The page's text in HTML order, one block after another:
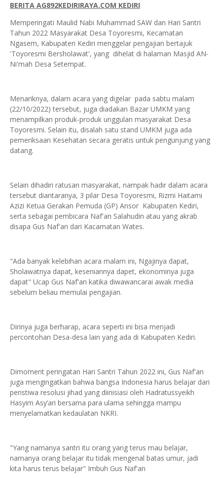
BERITA AG892KEDIRIRAYA.COM KEDIRI
Memperingati Maulid Nabi Muhammad SAW dan Hari Santri
Tahun 2022 Masyarakat Desa Toyoresmi, Kecamatan
Ngasem, Kabupaten Kediri menggelar pengajian bertajuk
'Toyoresmi Bersholawat', yang dihelat di halaman Masjid AN-
Ni'mah Desa Setempat.
Menariknya, dalam acara yang digelar pada sabtu malam
(22/10/2022) tersebut, juga diadakan Bazar UMKM yang
menampilkan produk-produk unggulan masyarakat Desa
Toyoresmi. Selain itu, disalah satu stand UMKM juga ada
pemeriksaan Kesehatan secara geratis untuk pengunjung yang
datang.
Selain dihadiri ratusan masyarakat, nampak hadir dalam acara
tersebut diantaranya, 3 pilar Desa Toyoresmi, Rizmi Haitami
Azizi Ketua Gerakan Pemuda (GP) Ansor Kabupaten Kediri,
serta sebagai pembicara Naf'an Salahudin atau yang akrab
disapa Gus Naf'an dari Kacamatan Wates.
"Ada banyak kelebihan acara malam ini, Ngajinya dapat,
Sholawatnya dapat, keseniannya dapet, ekonominya juga
dapat" Ucap Gus Naf'an katika diwawancarai awak media
sebelum beliau memulai pengajian.
Dirinya juga berharap, acara seperti ini bisa menjadi
percontohan Desa-desa lain yang ada di Kabupaten Kediri.
Dimoment peringatan Hari Santri Tahun 2022 ini, Gus Naf'an
juga mengingatkan bahwa bangsa Indonesia harus belajar dari
peristiwa resolusi jihad yang diinisiasi oleh Hadratussyeikh
Hasyim Asy’ari bersama para ulama sehingga mampu
menyelamatkan kedaulatan NKRI.
"Yang namanya santri itu orang yang terus mau belajar,
namanya orang belajar itu tidak mengenal batas umur, jadi
kita harus terus belajar" Imbuh Gus Naf'an